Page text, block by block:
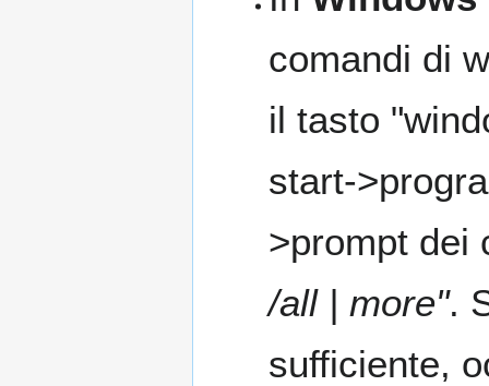
comandi di
il tasto
start-
>prompt dei
/all | more".
sufficiente,